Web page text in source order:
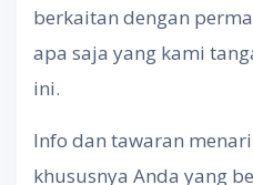
berkaitan dengan
apa saja yang kami
ini.
Info dan tawaran
khususnya Anda yang